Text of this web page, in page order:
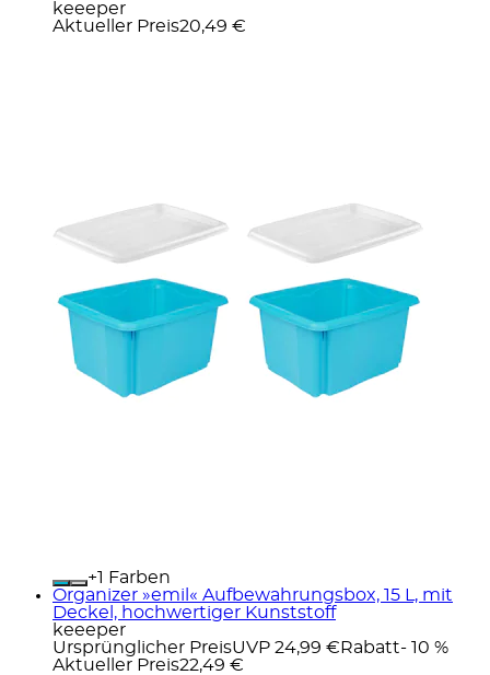
keeeper
Aktueller Preis20,49 €
+
Farben
Organizer »emil« Aufbewahrungsbox, 15 L, mit
Deckel, hochwertiger Kunststoff
keeeper
Ursprünglicher PreisUVP 24,99 € Rabatt- 10 %
Aktueller Preis22,49 €